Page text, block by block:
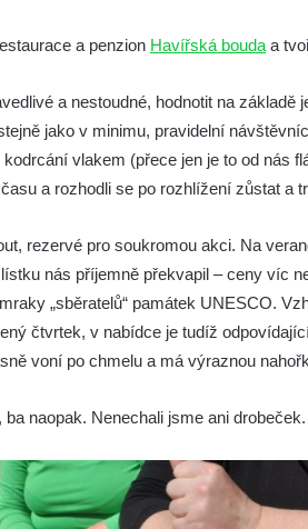
a penzion Havířská bouda a
a nestoudné, hodnotit na základě
jako v minimu, pravidelní
vlakem (přece jen je to od nás
a rozhodli se po rozhlížení zůstat a
rezervé pro soukromou akci. Na
nás příjemně překvapil – ceny víc
„sběratelů“ památek UNESCO.
čtvrtek, v nabídce je tudíž
voní po chmelu a má výraznou
naopak. Nenechali jsme ani drobeček.